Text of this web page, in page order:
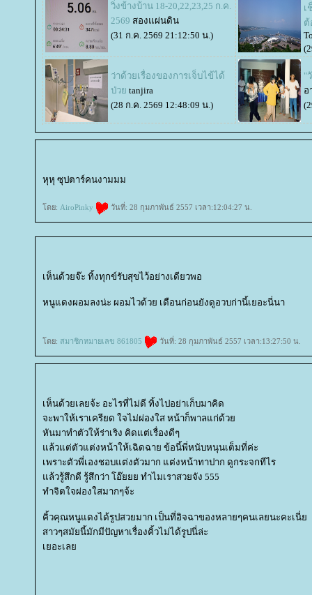
วิ่งข้างบ้าน 18-20,22,23,25 ก.ค.
2569 สองแผ่นดิน
(31 ก.ค. 2569 21:12:50 น.)
เ
ต้
ว่าด้วยเรื่องของการเจ็บไข้ได้
ป่ว tanjira
(28 ก.ค. 2569 12:48:09 น.)
"
อ
หุหุ ซุปตาร์คนงามมม
ดย: AiroPinky วันที่: 28 กุมภาพันธ์ 2557 เวลา:12:04:27 น.
เห็นด้วยจ๊ะ ทิ้งทุกข์รับสุขไว้อย่างเดียวพอ
หนูแดงผอมลงน่ะ ผอมไวด้วย เดือนก่อนยังดูอวบก่านี้เยอะนี่นา
ดย: สมาชิกหมายเลข 861805 วันที่: 28 กุมภาพันธ์ 2557 เวลา:13:27:50 น.
เห็นด้วยเลยจ้ะ อะไรที่ไม่ดี ทิ้งไปอย่าเก็บมาคิด
จะพาให้เราเครียด ใจไม่ผ่องใส หน้าก็พาลแก่ด้ว
หันมาทำตัวให้ร่าเริง คิดแต่เรื่องดีๆ
ล้วแต่ตัวแต่งหน้าให้เฉิดฉาย ข้อนี้พี่หนับหนุนเต็มที่ค่ะ
เพราะตัวพี่เองชอบแต่งตัวมาก แต่งหน้าทาปาก ดูกระจกทีไร
ล้วรู้สึกดี รู้สึกว่า โอ๊ยยย ทำไมเราสวยจัง 555
ทำจิตใจผ่องใสมากๆจ้ะ
คิ้วคุณหนูแดงได้รูปสวยมาก เป็นที่อิจฉาของหลายๆคนเลยนะคะเนี่
สาวๆสมัยนี้มักมีปัญหาเรื่องคิ้วไม่ได้รูปนี่ล่ะ
เยอะเล